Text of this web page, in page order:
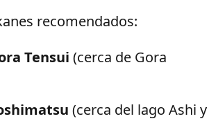
recomendados:
Tensui (cerca de Gora
(cerca del lago Ashi y